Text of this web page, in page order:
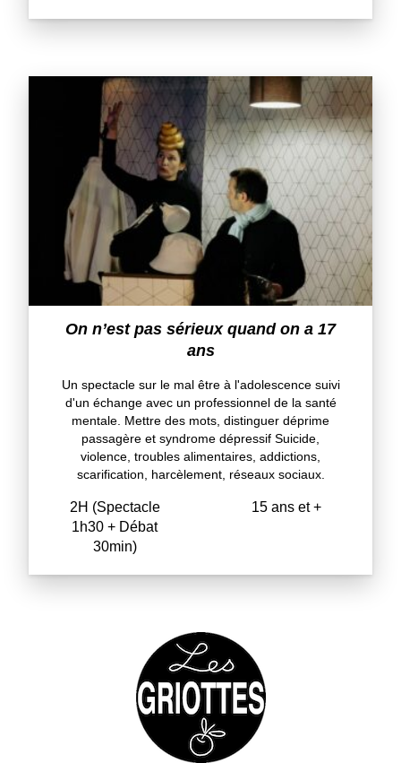
On n’est pas sérieux quand on a 17
ans
Un spectacle sur le mal être à l'adolescence suivi
d'un échange avec un professionnel de la santé
mentale. Mettre des mots, distinguer déprime
passagère et syndrome dépressif Suicide,
violence, troubles alimentaires, addictions,
scarification, harcèlement, réseaux sociaux.
2H (Spectacle
1h30 + Débat
30min)
15 ans et +